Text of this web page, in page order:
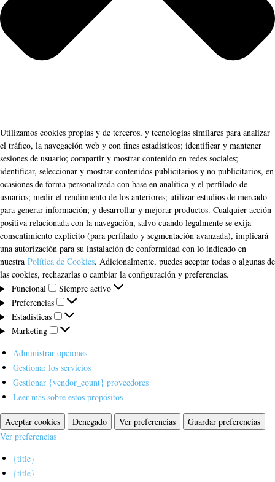
Utilizamos cookies propias y de terceros, y tecnologías similares para analizar
el tráfico, la navegación web y con fines estadísticos; identificar y mantener
sesiones de usuario; compartir y mostrar contenido en redes sociales;
identificar, seleccionar y mostrar contenidos publicitarios y no publicitarios, en
ocasiones de forma personalizada con base en analítica y el perfilado de
usuarios; medir el rendimiento de los anteriores; utilizar estudios de mercado
para generar información; y desarrollar y mejorar productos. Cualquier acción
positiva relacionada con la navegación, salvo cuando legalmente se exija
consentimiento explícito (para perfilado y segmentación avanzada), implicará
una autorización para su instalación de conformidad con lo indicado en
nuestra Política de Cookies. Adicionalmente, puedes aceptar todas o algunas de
las cookies, rechazarlas o cambiar la configuración y preferencias.
Funcional
Funcional
Siempre activo
Preferencias
Preferencias
Estadísticas
Estadísticas
Marketing
Marketing
Administrar opciones
Gestionar los servicios
Gestionar {vendor_count} proveedores
Leer más sobre estos propósitos
Aceptar cookies Denegado Ver preferencias
Guardar preferencias
Ver preferencias
{title}
{title}